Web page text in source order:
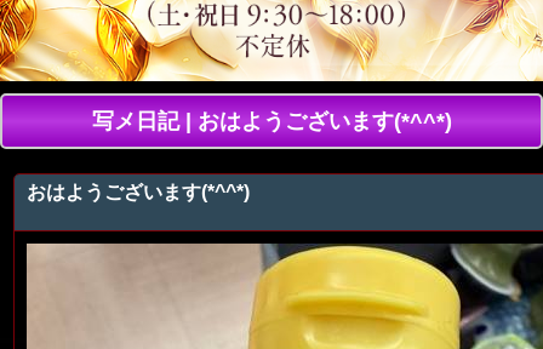
写メ日記 | おはようございます(*^^*)
おはようございます(*^^*)